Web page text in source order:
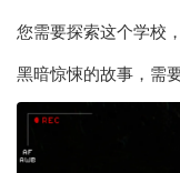
您需要探索这个学校
黑暗惊悚的故事，需